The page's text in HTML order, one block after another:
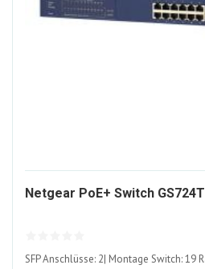
Netgear PoE+ Switch
SFP Anschlüsse: 2| Montage Switch: 19